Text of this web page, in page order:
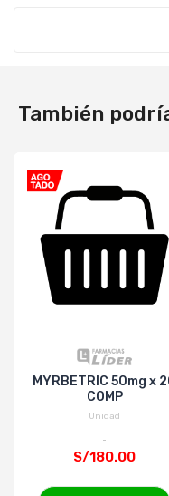
También
MYRBETRIC 50mg x
COMP
Unidad
S/180.00